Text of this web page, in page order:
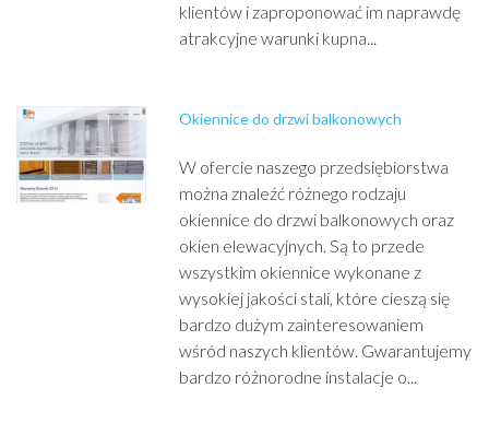
klientów i zaproponować im naprawdę
atrakcyjne warunki kupna...
Okiennice do drzwi balkonowych
W ofercie naszego przedsiębiorstwa
można znaleźć różnego rodzaju
okiennice do drzwi balkonowych oraz
okien elewacyjnych. Są to przede
wszystkim okiennice wykonane z
wysokiej jakości stali, które cieszą się
bardzo dużym zainteresowaniem
wśród naszych klientów. Gwarantujemy
bardzo różnorodne instalacje o...